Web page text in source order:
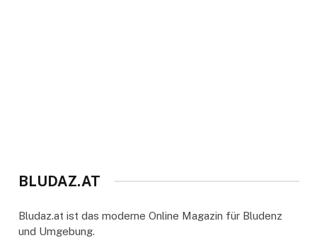
BLUDAZ.AT
Bludaz.at ist das moderne Online Magazin für Bludenz
und Umgebung.